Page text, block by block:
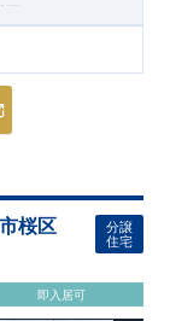
）
敷地計画で
たりよく開放
2部屋にウォー
桜区
分譲
住宅
即入居可